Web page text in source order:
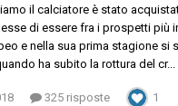
il calciatore è stato
di essere fra i prospetti più
e nella sua prima stagione si
ha subito la rottura del cr...
325 risposte 1